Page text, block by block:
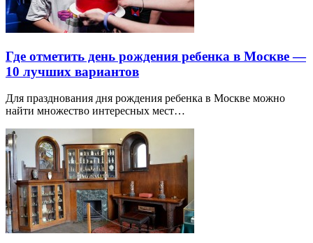
Где отметить день рождения ребенка в Москве —
10 лучших вариантов
Для празднования дня рождения ребенка в Москве можно
найти множество интересных мест…